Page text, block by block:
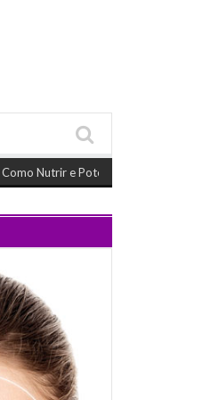
e Potencializar o Crescimento